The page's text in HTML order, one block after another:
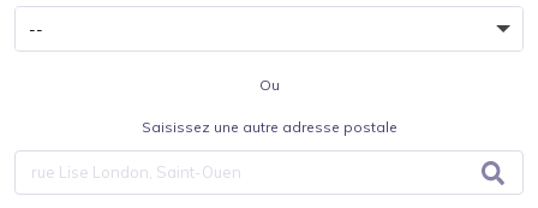
Ou
Saisissez une autre adresse postale